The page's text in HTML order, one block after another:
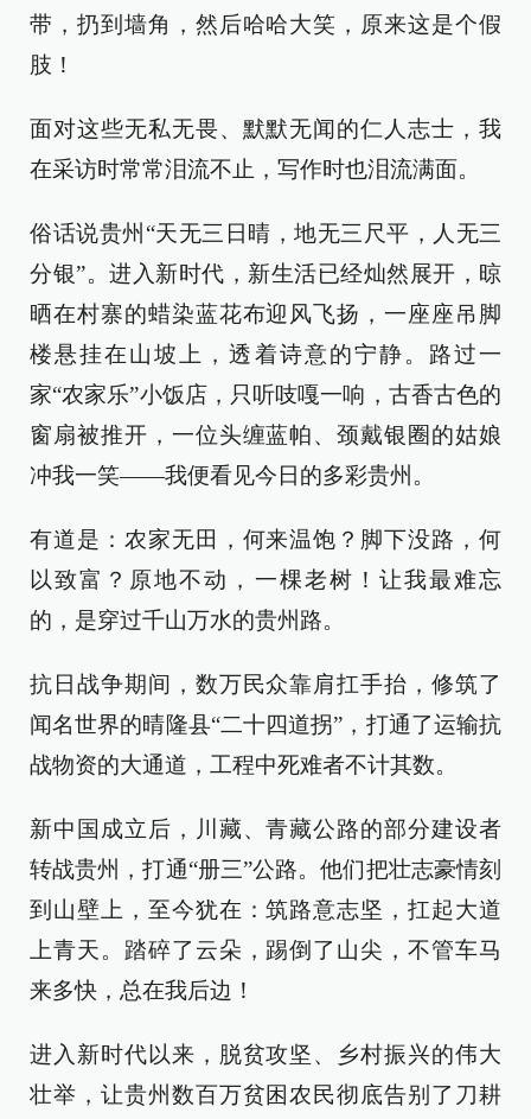
带，扔到墙角，然后哈哈大笑，原来这是个假
肢！
面对这些无私无畏、默默无闻的仁人志士，我
在采访时常常泪流不止，写作时也泪流满面。
俗话说贵州“天无三日晴，地无三尺平，人无三
分银”。进入新时代，新生活已经灿然展开，晾
晒在村寨的蜡染蓝花布迎风飞扬，一座座吊脚
楼悬挂在山坡上，透着诗意的宁静。路过一
家“农家乐”小饭店，只听吱嘎一响，古香古色的
窗扇被推开，一位头缠蓝帕、颈戴银圈的姑娘
冲我一笑——我便看见今日的多彩贵州。
有道是：农家无田，何来温饱？脚下没路，何
以致富？原地不动，一棵老树！让我最难忘
的，是穿过千山万水的贵州路。
抗日战争期间，数万民众靠肩扛手抬，修筑了
闻名世界的晴隆县“二十四道拐”，打通了运输抗
战物资的大通道，工程中死难者不计其数。
新中国成立后，川藏、青藏公路的部分建设者
转战贵州，打通“册三”公路。他们把壮志豪情刻
到山壁上，至今犹在：筑路意志坚，扛起大道
上青天。踏碎了云朵，踢倒了山尖，不管车马
来多快，总在我后边！
进入新时代以来，脱贫攻坚、乡村振兴的伟大
壮举，让贵州数百万贫困农民彻底告别了刀耕